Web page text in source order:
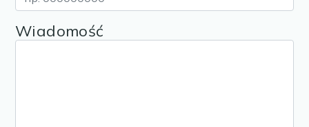
Wiadomość